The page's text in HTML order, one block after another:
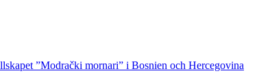
”Modrački mornari” i Bosnien och Hercegovina